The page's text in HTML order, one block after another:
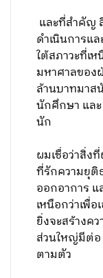
และที่สำคัญ
ดำเนินการแ
ใต้สภาวะที่เ
มหาศาลขอ
ล้านบาทมาส
นักศึกษา แล
นัก
ผมเชื่อว่าสิ่ง
ที่รักความยุ
ออกอาการ แ
เหนือกว่าเพื่อ
ยิ่งจะสร้างค
ส่วนใหญ่มีต่อ
ตามตัว